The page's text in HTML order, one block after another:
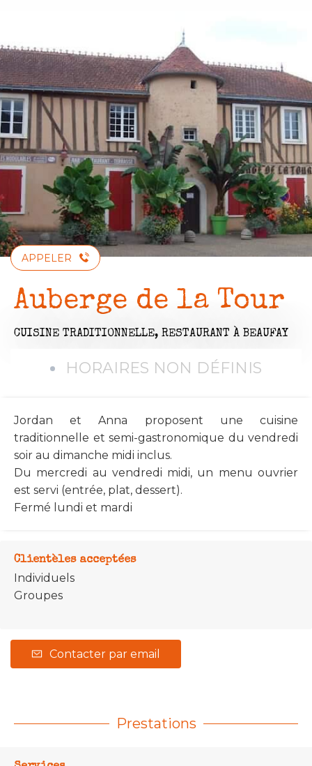
contenu
principal
APPELER
Auberge de la Tour
CUISINE TRADITIONNELLE, RESTAURANT À BEAUFAY
HORAIRES NON DÉFINIS
Jordan et Anna proposent une cuisine
traditionnelle et semi-gastronomique du vendredi
soir au dimanche midi inclus.
Du mercredi au vendredi midi, un menu ouvrier
est servi (entrée, plat, dessert).
Fermé lundi et mardi
Clientèles acceptées
Individuels
Groupes
Contacter par email
Prestations